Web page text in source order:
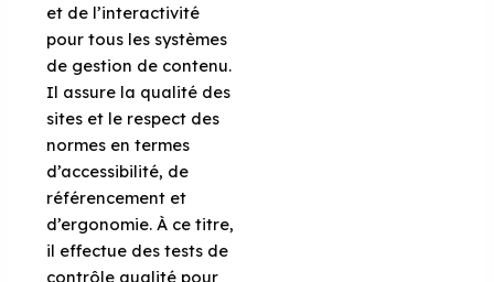
et de l’interactivité
pour tous les systèmes
de gestion de contenu.
Il assure la qualité des
sites et le respect des
normes en termes
d’accessibilité, de
référencement et
d’ergonomie. À ce titre,
il effectue des tests de
contrôle qualité pour